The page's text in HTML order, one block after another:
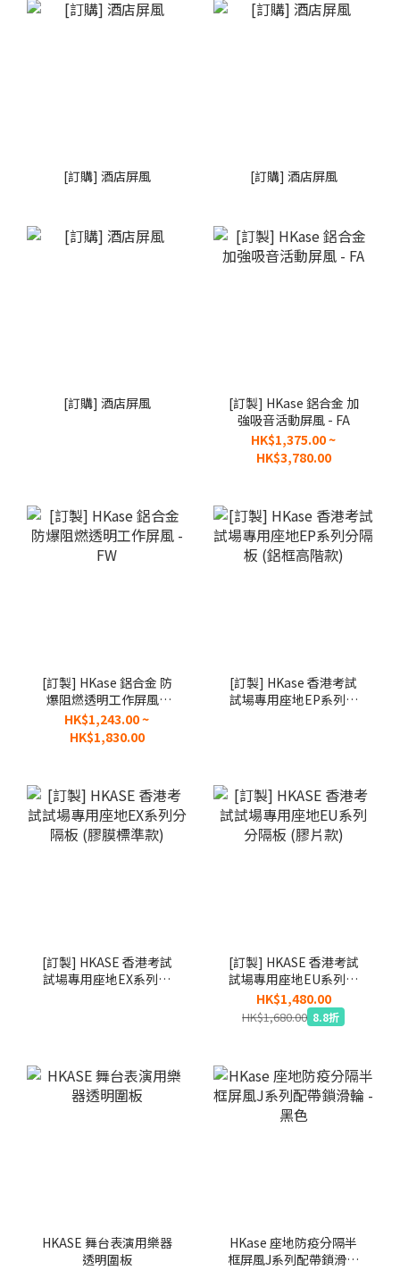
[訂購] 酒店屏風 [訂購] 酒店屏風
[訂購] 酒店屏風
[訂製] HKase 鋁合金 加
強吸音活動屏風 - FA
HK$1,375.00 ~
HK$3,780.00
[訂製] HKase 鋁合金 防
爆阻燃透明工作屏風 -
FW
HK$1,243.00 ~
HK$1,830.00
[訂製] HKase 香港考試
試場專用座地EP系列分
[訂製] HKASE 香港考試
試場專用座地EX系列分
[訂製] HKASE 香港考試
試場專用座地EU系列分
隔板 (膠片款)
HK$1,480.00
HK$1,680.00 8.8折
HKASE 舞台表演用樂器
透明圍板
HKase 座地防疫分隔半
框屏風J系列配帶鎖滑輪